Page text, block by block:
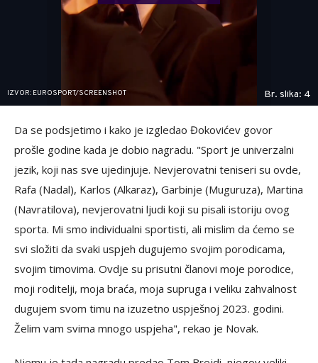
IZVOR: EUROSPORT/SCREENSHOT Br. slika: 4
Da se podsjetimo i kako je izgledao Đokovićev govor
prošle godine kada je dobio nagradu. "Sport je univerzalni
jezik, koji nas sve ujedinjuje. Nevjerovatni teniseri su ovde,
Rafa (Nadal), Karlos (Alkaraz), Garbinje (Muguruza), Martina
(Navratilova), nevjerovatni ljudi koji su pisali istoriju ovog
sporta. Mi smo individualni sportisti, ali mislim da ćemo se
svi složiti da svaki uspjeh dugujemo svojim porodicama,
svojim timovima. Ovdje su prisutni članovi moje porodice,
moji roditelji, moja braća, moja supruga i veliku zahvalnost
dugujem svom timu na izuzetno uspješnoj 2023. godini.
Želim vam svima mnogo uspjeha", rekao je Novak.